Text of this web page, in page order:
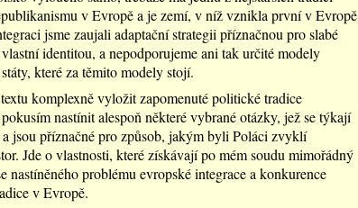
v Evropě a je zemí, v níž vznikla první v Evropě
jsme zaujali adaptační strategii příznačnou pro slabé
identitou, a nepodporujeme ani tak určité modely
které za těmito modely stojí.
komplexně vyložit zapomenuté politické tradice
nastínit alespoň některé vybrané otázky, jež se týkají
jsou příznačné pro způsob, jakým byli Poláci zvyklí
Jde o vlastnosti, které získávají po mém soudu mimořádný
nastíněného problému evropské integrace a konkurence
v Evropě.